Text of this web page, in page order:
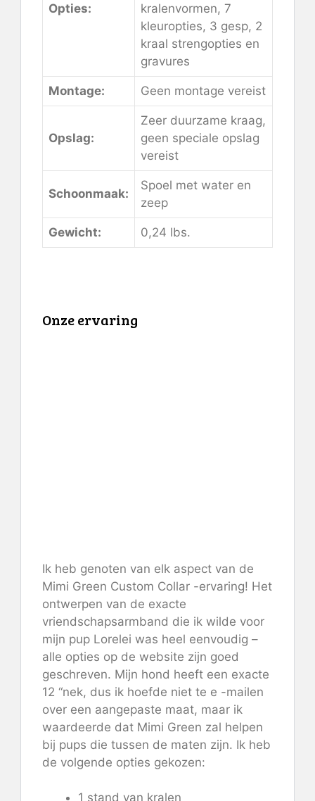
Opties:
kralenvormen, 7
kleuropties, 3 gesp, 2
kraal strengopties en
gravures
Montage: Geen montage vereist
Opslag:
Zeer duurzame kraag,
geen speciale opslag
vereist
Schoonmaak:
Spoel met water en
zeep
Gewicht: 0,24 lbs.
Onze ervaring
Ik heb genoten van elk aspect van de
Mimi Green Custom Collar -ervaring! Het
ontwerpen van de exacte
vriendschapsarmband die ik wilde voor
mijn pup Lorelei was heel eenvoudig –
alle opties op de website zijn goed
geschreven. Mijn hond heeft een exacte
12 “nek, dus ik hoefde niet te e -mailen
over een aangepaste maat, maar ik
waardeerde dat Mimi Green zal helpen
bij pups die tussen de maten zijn. Ik heb
de volgende opties gekozen:
1 stand van kralen